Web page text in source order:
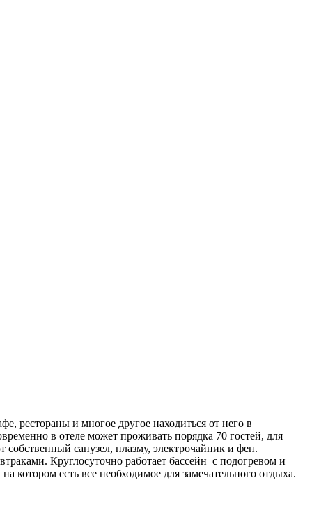
рестораны и многое другое находиться от него в
в отеле может проживать порядка 70 гостей, для
санузел, плазму, электрочайник и фен.
Круглосуточно работает бассейн с подогревом и
котором есть все необходимое для замечательного отдыха.